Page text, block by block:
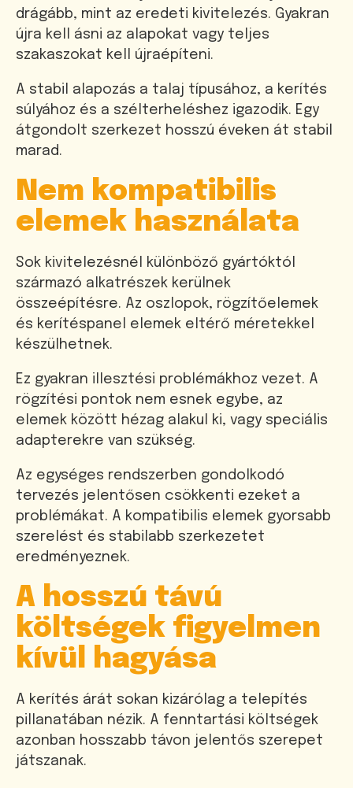
drágább, mint az eredeti kivitelezés. Gyakran
újra kell ásni az alapokat vagy teljes
szakaszokat kell újraépíteni.
A stabil alapozás a talaj típusához, a kerítés
súlyához és a szélterheléshez igazodik. Egy
átgondolt szerkezet hosszú éveken át stabil
marad.
Nem kompatibilis
elemek használata
Sok kivitelezésnél különböző gyártóktól
származó alkatrészek kerülnek
összeépítésre. Az oszlopok, rögzítőelemek
és kerítéspanel elemek eltérő méretekkel
készülhetnek.
Ez gyakran illesztési problémákhoz vezet. A
rögzítési pontok nem esnek egybe, az
elemek között hézag alakul ki, vagy speciális
adapterekre van szükség.
Az egységes rendszerben gondolkodó
tervezés jelentősen csökkenti ezeket a
problémákat. A kompatibilis elemek gyorsabb
szerelést és stabilabb szerkezetet
eredményeznek.
A hosszú távú
költségek figyelmen
kívül hagyása
A kerítés árát sokan kizárólag a telepítés
pillanatában nézik. A fenntartási költségek
azonban hosszabb távon jelentős szerepet
játszanak.